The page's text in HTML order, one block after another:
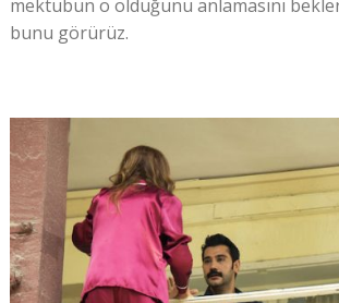
mektubun o olduğunu anlamasını
bunu görürüz.